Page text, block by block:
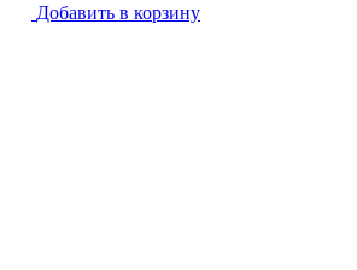
Добавить в корзину